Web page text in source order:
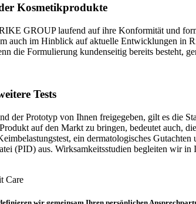
Kosmetikprodukte
GROUP laufend auf ihre Konformität und
auch im Hinblick auf aktuelle Entwicklungen
die Formulierung kundenseitig bereits besteht,
Tests
der Prototyp von Ihnen freigegeben, gilt es die
auf den Markt zu bringen, bedeutet auch,
ein dermatologisches
(PID) aus. Wirksamkeitsstudien begleiten wir in
Care